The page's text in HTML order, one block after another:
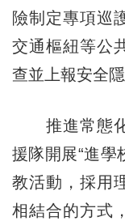
險制定專項巡
交通樞紐等公
查並上報安全隱
推進常態化
援隊開展“進學
教活動，採用
相結合的方式